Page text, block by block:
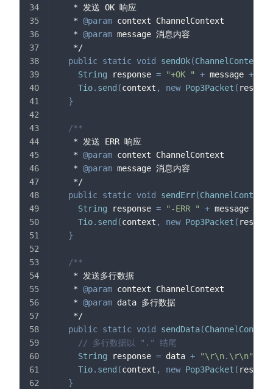
   * 发送 OK 响应
   *
@param context ChannelContext
   *
@param message 消息内容
   */
public static void sendOk(ChannelContext
String response = "+OK " + message +
Tio. send (context , new Pop3Packet (
}
/**
   * 发送 ERR 响应
   *
@param context ChannelContext
   *
@param message 消息内容
   */
public static void sendErr(ChannelContext
String response = "-ERR " + message
Tio. send (context , new Pop3Packet (
}
/**
   * 发送多行数据
   *
@param context ChannelContext
   *
@param data 多行数据
   */
public static void sendData(ChannelContext
// 多行数据以 "." 结尾
String response = data + "\r\n.\r\n"
Tio. send (context , new Pop3Packet (
}